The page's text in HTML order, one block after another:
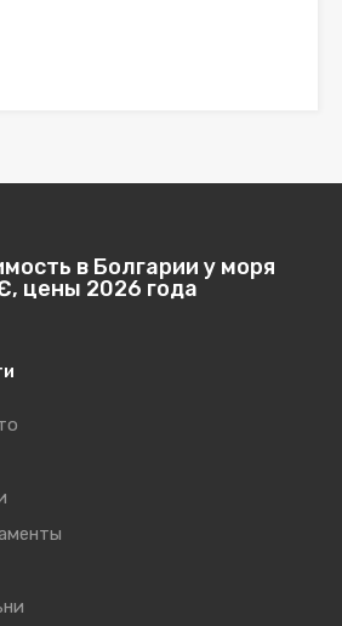
в Болгарии у моря
цены 2026 года